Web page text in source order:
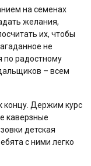
на семенах
желания,
их, чтобы
не
по радостному
– всем
концу. Держим курс
каверзные
детская
с ними легко